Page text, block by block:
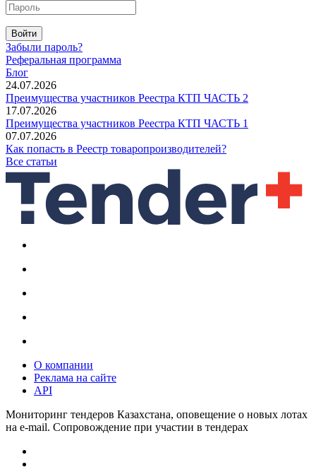
Войти
Забыли пароль?
Реферальная программа
Блог
24.07.2026
Преимущества участников Реестра КТП ЧАСТЬ 2
17.07.2026
Преимущества участников Реестра КТП ЧАСТЬ 1
07.07.2026
Как попасть в Реестр товаропроизводителей?
Все статьи
О компании
Реклама на сайте
API
Мониторинг тендеров Казахстана, оповещение о новых лотах
на e-mail. Сопровождение при участии в тендерах